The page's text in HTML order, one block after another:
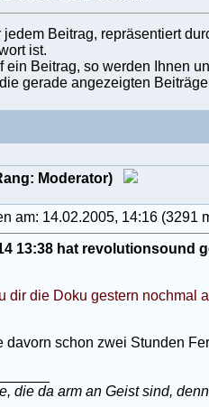
jedem Beitrag, repräsentiert
ist.
ein Beitrag, so werden Ihnen
gerade angezeigten
Moderator)
am: 14.02.2005, 14:16 (3291
13:38 hat revolutionsound
dir die Doku gestern nochmal
davorn schon zwei Stunden
die da arm an Geist sind,